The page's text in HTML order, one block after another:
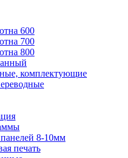
600
700
800
комплектующие
8-10мм
печать